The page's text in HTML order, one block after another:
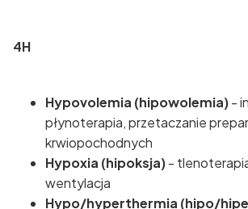
4H
Hypovolemia (hipowolemia)-
płynoterapia, przetaczanie
krwiopochodnych
Hypoxia (hipoksja)-
wentylacja
Hypo/hyperthermia (hipo/